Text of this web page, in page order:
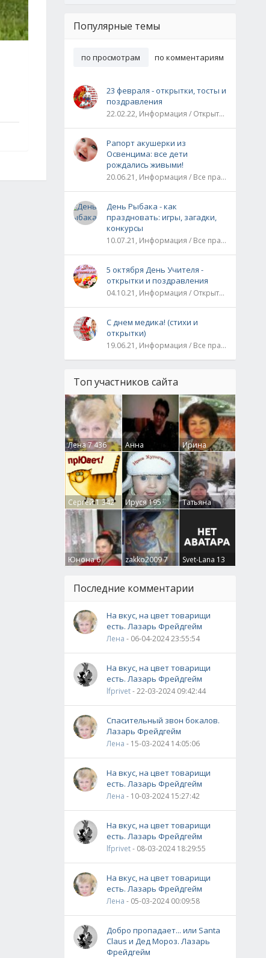
Популярные темы
по просмотрам по комментариям
23 февраля - открытки, тосты и
поздравления
22.02.22, Информация / Открытки / Все праздники
Рапорт акушерки из
Освенцима: все дети
рождались живыми!
20.06.21, Информация / Все праздники / Рассказы и истории
День Рыбака - как
праздновать: игры, загадки,
конкурсы
10.07.21, Информация / Все праздники
5 октября День Учителя -
открытки и поздравления
04.10.21, Информация / Открытки / Все праздники
С днем медика! (стихи и
открытки)
19.06.21, Информация / Все праздники
Топ участников сайта
Лена7 436
Анна
Гумлевая0
Ирина
Бруцкая41
Сергей1 342 Ируся195
Татьяна
Крючкова0
Юнона6 zakko20097 Svet-Lana 13
Последние комментарии
На вкус, на цвет товарищи
есть. Лазарь Фрейдгейм
Лена - 06-04-2024 23:55:54
На вкус, на цвет товарищи
есть. Лазарь Фрейдгейм
lfprivet- 22-03-2024 09:42:44
Спасительный звон бокалов.
Лазарь Фрейдгейм
Лена - 15-03-2024 14:05:06
На вкус, на цвет товарищи
есть. Лазарь Фрейдгейм
Лена - 10-03-2024 15:27:42
На вкус, на цвет товарищи
есть. Лазарь Фрейдгейм
lfprivet- 08-03-2024 18:29:55
На вкус, на цвет товарищи
есть. Лазарь Фрейдгейм
Лена - 05-03-2024 00:09:58
Добро пропадает... или Santa
Claus и Дед Мороз. Лазарь
Фрейдгейм